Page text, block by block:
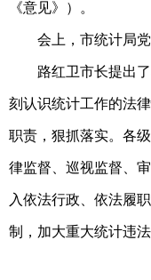
《意见》）。
会上，市统计局
路红卫市长提出
刻认识统计工作的法
职责，狠抓落实。各
律监督、巡视监督、
入依法行政、依法履
制，加大重大统计违